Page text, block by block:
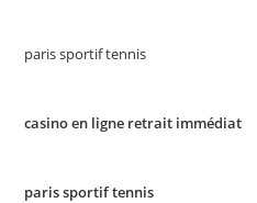
paris sportif tennis
casino en ligne retrait immédiat
paris sportif tennis